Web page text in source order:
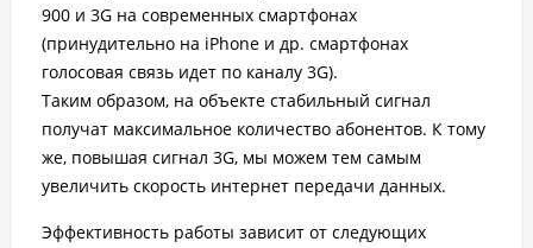
900 и 3G на современных смартфонах
(принудительно на iPhone и др. смартфонах
голосовая связь идет по каналу 3G).
Таким образом, на объекте стабильный сигнал
получат максимальное количество абонентов. К тому
же, повышая сигнал 3G, мы можем тем самым
увеличить скорость интернет передачи данных.
Эффективность работы зависит от следующих